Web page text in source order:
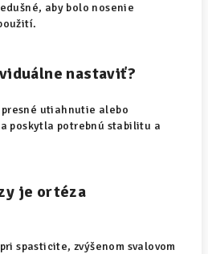
aby bolo nosenie
nastaviť?
utiahnutie alebo
poskytla potrebnú stabilitu a
je ortéza
spasticite, zvýšenom svalovom